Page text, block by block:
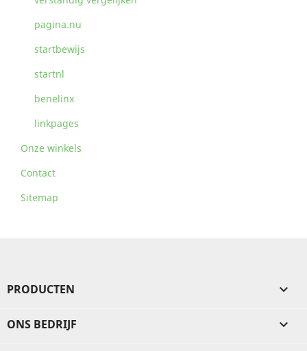
pagina.nu
startbewijs
startnl
benelinx
linkpages
Onze winkels
Contact
Sitemap
PRODUCTEN 
ONS BEDRIJF 